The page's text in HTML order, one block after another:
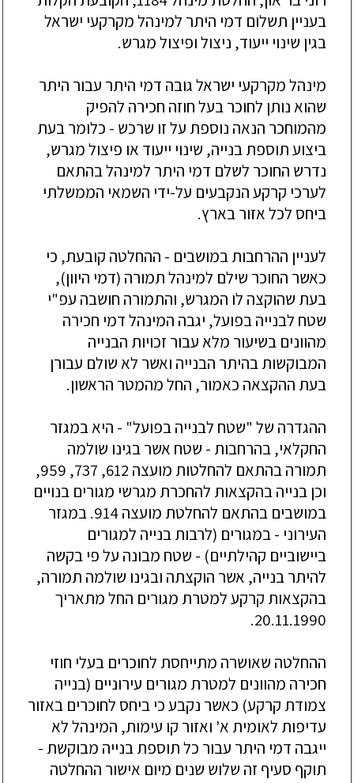
בעניין תשלום דמי היתר למינהל מקרקעי ישראל
בגין שינוי ייעוד, ניצול ופיצול מגרש.
מינהל מקרקעי ישראל גובה דמי היתר עבור היתר
שהוא נותן לחוכר בעל חוזה חכירה להפיק
מהמוחכר הנאה נוספת על זו שרכש - כלומר בעת
ביצוע תוספת בנייה, שינוי ייעוד או פיצול מגרש,
נדרש החוכר לשלם דמי היתר למינהל בהתאם
לערכי קרקע הנקבעים על-ידי השמאי הממשלתי
ביחס לכל אזור בארץ.
לעניין ההרחבות במושבים - ההחלטה קובעת, כי
כאשר החוכר שילם למינהל תמורה (דמי היוון),
בעת שהוקצה לו המגרש, והתמורה חושבה עפ"י
שטח לבנייה בפועל, יגבה המינהל דמי חכירה
מהוונים בשיעור מלא עבור זכויות הבנייה
המבוקשות בהיתר הבנייה ואשר לא שולם עבורן
בעת ההקצאה כאמור, החל מהמטר הראשון.
ההגדרה של "שטח לבנייה בפועל" - היא במגזר
החקלאי, בהרחבות - שטח אשר בגינו שולמה
תמורה בהתאם להחלטות מועצה 612, 737, 959,
וכן בנייה בהקצאות להחכרת מגרשי מגורים בנויים
במושבים בהתאם להחלטת מועצה 914. במגזר
העירוני - במגורים (לרבות בנייה למגורים
ביישוביים קהילתיים) - שטח מבונה על פי בקשה
להיתר בנייה, אשר הוקצתה ובגינו שולמה תמורה,
בהקצאות קרקע למטרת מגורים החל מתאריך
20.11.1990.
ההחלטה שאושרה מתייחסת לחוכרים בעלי חוזי
חכירה מהוונים למטרת מגורים עירוניים (בנייה
צמודת קרקע) כאשר נקבע כי ביחס לחוכרים באזור
עדיפות לאומית א' ואזור קו עימות, המינהל לא
ייגבה דמי היתר עבור כל תוספת בנייה מבוקשת -
תוקף סעיף זה שלוש שנים מיום אישור ההחלטה